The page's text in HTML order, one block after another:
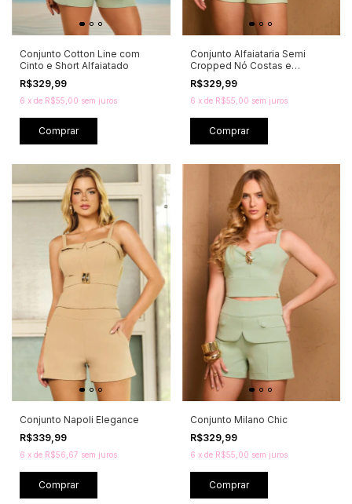
Conjunto Cotton Line com
Cinto e Short Alfaiatado
R$329,99
6 x de R$55,00 sem juros
Comprar
Conjunto Alfaiataria Semi
Cropped Nó Costas e
Bermuda
R$329,99
6 x de R$55,00 sem juros
Comprar
Conjunto Napoli Elegance
R$339,99
6 x de R$56,67 sem juros
Comprar
Conjunto Milano Chic
R$329,99
6 x de R$55,00 sem juros
Comprar